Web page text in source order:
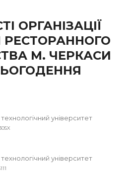
ОРГАНІЗАЦІЇ
РЕСТОРАННОГО
М. ЧЕРКАСИ
університет
університет